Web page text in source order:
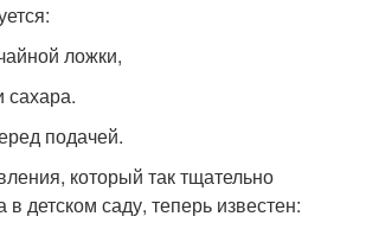
ложки,
сахара.
подачей.
который так тщательно
детском саду, теперь известен: